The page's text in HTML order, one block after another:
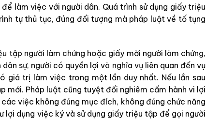
làm việc với người dân. Quá trình sử dụng giấy triệu
tự thủ tục, đúng đối tượng mà pháp luật về tố tụng
tập người làm chứng hoặc giấy mời người làm chứng,
sự, người có quyền lợi và nghĩa vụ liên quan đến vụ
giá trị làm việc trong một lần duy nhất. Nếu lần sau
mới. Pháp luật cũng tuyệt đối nghiêm cấm hành vi lợi
việc không đúng mục đích, không đúng chức năng
lợi dụng việc ký và sử dụng giấy triệu tập để gọi người